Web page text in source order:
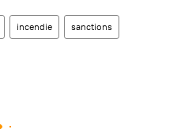
incendie sanctions